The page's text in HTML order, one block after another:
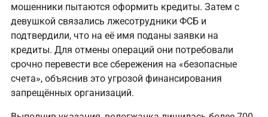
мошенники пытаются оформить кредиты. Затем с
девушкой связались лжесотрудники ФСБ и
подтвердили, что на её имя поданы заявки на
кредиты. Для отмены операций они потребовали
срочно перевести все сбережения на «безопасные
счета», объяснив это угрозой финансирования
запрещённых организаций.